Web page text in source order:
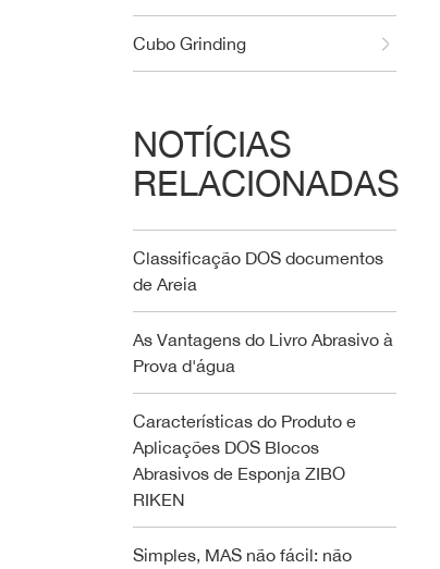
Cubo Grinding
NOTÍCIAS
RELACIONADAS
Classificação DOS documentos
de Areia
As Vantagens do Livro Abrasivo à
Prova d'água
Características do Produto e
Aplicações DOS Blocos
Abrasivos de Esponja ZIBO
RIKEN
Simples, MAS não fácil: não